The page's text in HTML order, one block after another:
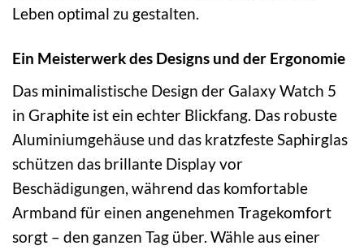
Leben optimal zu gestalten.
Ein Meisterwerk des Designs und der Ergonomie
Das minimalistische Design der Galaxy Watch 5
in Graphite ist ein echter Blickfang. Das robuste
Aluminiumgehäuse und das kratzfeste Saphirglas
schützen das brillante Display vor
Beschädigungen, während das komfortable
Armband für einen angenehmen Tragekomfort
sorgt – den ganzen Tag über. Wähle aus einer